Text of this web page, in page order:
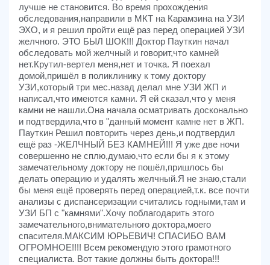
лучше не становится. Во время прохождения
обследования,направили в МКТ на Карамзина на УЗИ
ЭХО, и я решил пройти ещё раз перед операцией УЗИ
желчного. ЭТО БЫЛ ШОК!!! Доктор Пауткин начал
обследовать мой желчный и говорит,что камней
нет.Крутил-вертел меня,нет и точка. Я поехал
домой,пришёл в поликлинику к тому доктору
УЗИ,который три мес.назад делал мне УЗИ ЖП и
написал,что имеются камни. Я ей сказал,что у меня
камни не нашли.Она начала осматривать досконально
и подтвердила,что в "данный момент камне нет в ЖП.
Пауткин Решил повторить через день,и подтвердил
ещё раз -ЖЕЛЧНЫЙ БЕЗ КАМНЕЙ!!! Я уже две ночи
совершенно не сплю,думаю,что если бы я к этому
замечательному доктору не пошёл,пришлось бы
делать операцию и удалять желчный.Я не знаю,стали
бы меня ещё проверять перед операцией,т.к. все почти
анализы с диспансеризации считались годными,там и
УЗИ БП с "камнями".Хочу поблагодарить этого
замечательного,внимательного доктора,моего
спасителя.МАКСИМ ЮРЬЕВИЧ! СПАСИБО ВАМ
ОГРОМНОЕ!!!! Всем рекомендую этого грамотного
специалиста. Вот такие должны быть доктора!!!